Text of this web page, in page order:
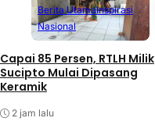
Berita UtamaInspirasi
Nasional
Capai 85 Persen, RTLH Milik
Sucipto Mulai Dipasang
Keramik
2 jam lalu